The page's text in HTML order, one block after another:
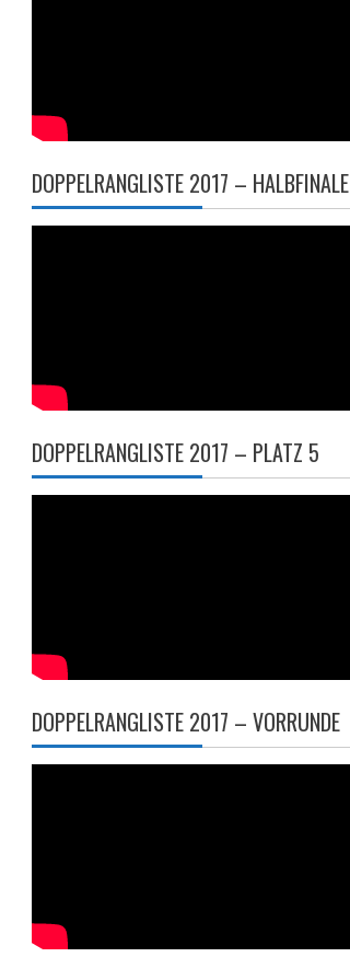
DOPPELRANGLISTE 2017 – HALBFINALE
DOPPELRANGLISTE 2017 – PLATZ 5
DOPPELRANGLISTE 2017 – VORRUNDE